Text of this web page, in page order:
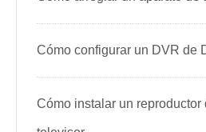
Cómo configurar un DVR de
Cómo instalar un reproductor